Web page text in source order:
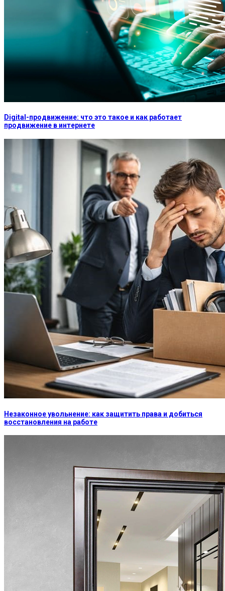
Digital-продвижение: что это такое и как работает
продвижение в интернете
Незаконное увольнение: как защитить права и добиться
восстановления на работе